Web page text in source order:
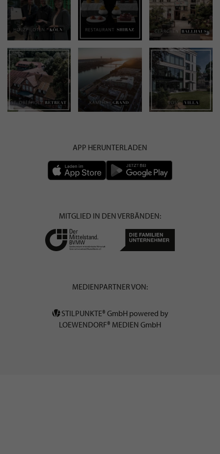
APP HERUNTERLADEN
MITGLIED IN DEN VERBÄNDEN:
MEDIENPARTNER VON:
STILPUNKTE® GmbH powered by
LOEWENDORF® MEDIEN GmbH